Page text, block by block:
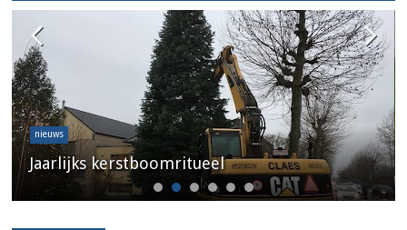
nieuws
Jaarlijks kerstboomritueel